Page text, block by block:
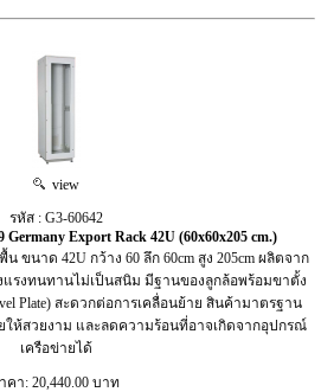
view
รหัส : G3-60642
Germany Export Rack 42U (60x60x205 cm.)
ขนาด 42U กว้าง 60 ลึก 60cm สูง 205cm ผลิตจาก
ข็งแรงทนทานไม่เป็นสนิม มีฐานของลูกล้อพร้อมขาตั้ง
Plate) สะดวกต่อการเคลื่อนย้าย สินค้ามาตรฐาน
ให้สวยงาม และลดความร้อนที่อาจเกิดจากอุปกรณ์
เครือข่ายได้
คา: 20,440.00 บาท